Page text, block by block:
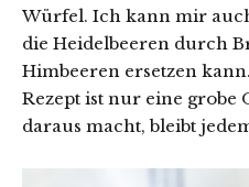
Würfel. Ich kann mir
die Heidelbeeren durch
Himbeeren ersetzen
Rezept ist nur eine grobe
daraus macht, bleibt